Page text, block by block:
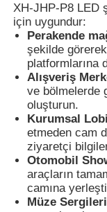
XH-JHP-P8 LED
için uygundur:
Perakende
şekilde
platformlarına
Alışveriş
ve bölmelerde
oluşturun.
Kurumsal
etmeden cam
ziyaretçi
Otomobil
araçların
camına
Müze